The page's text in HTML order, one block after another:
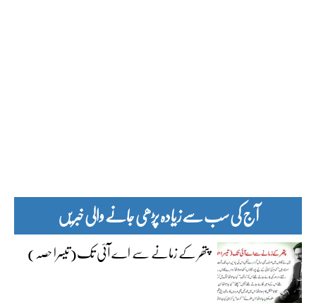
آج کی سب سے زیادہ پڑھی جانے والی خبریں
پتھر کے زمانے سے اے آئی تک(تیسرا حصہ)